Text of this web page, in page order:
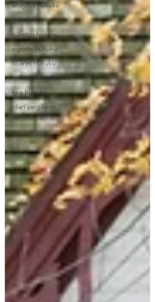
anayasa hukuku
iş hukuku
tüketici hukuku
sigorta hukuku
ticaret hukuku
milletlerarası hukuk
kira hukuku
idari yargılama
usulü